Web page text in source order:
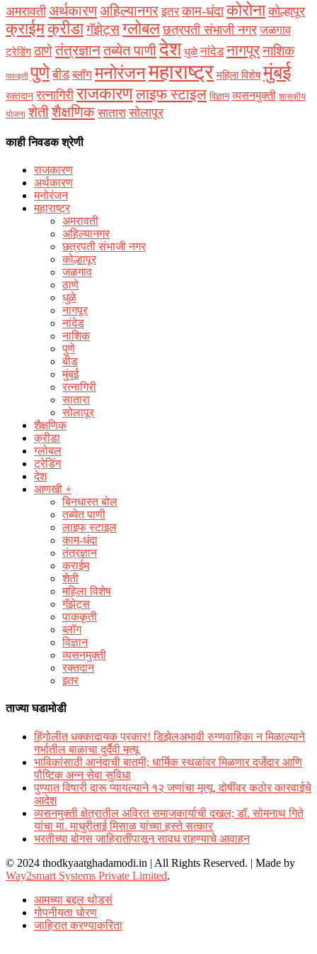
अमरावती अर्थकारणअहिल्यानगर इतर काम-धंदाकोरोना कोल्हापूर
क्राईमक्रीडागॅझेट्सग्लोबल छत्रपती संभाजी नगर जळगाव
ट्रेडिंग ठाणेतंत्रज्ञानतब्येत पाणीदेश धुळे नांदेड नागपूरनाशिक
पाककृती पुणे बीड ब्लॉग मनोरंजनमहाराष्ट्र महिला विशेष मुंबई
रक्‍तदान रत्नागिरी राजकारणलाइफ स्टाइल विज्ञान व्यसनमुक्ती शासकीय
योजना शेतीशैक्षणिक सातारा सोलापूर
काही निवडक श्रेणी
राजकारण
अर्थकारण
मनोरंजन
महाराष्ट्र
अमरावती
अहिल्यानगर
छत्रपती संभाजी नगर
कोल्हापूर
जळगाव
ठाणे
धुळे
नागपूर
नांदेड
नाशिक
पुणे
बीड
मुंबई
रत्नागिरी
सातारा
सोलापूर
शैक्षणिक
क्रीडा
ग्लोबल
ट्रेडिंग
देश
आणखी +
बिनधास्त बोल
तब्येत पाणी
लाइफ स्टाइल
काम-धंदा
तंत्रज्ञान
क्राईम
शेती
महिला विशेष
गॅझेट्स
पाककृती
ब्लॉग
विज्ञान
व्यसनमुक्ती
रक्‍तदान
इतर
ताज्या घडामोडी
हिंगोलीत धक्कादायक प्रकार! डिझेलअभावी रुग्णवाहिका न मिळाल्याने
गर्भातील बाळाचा दुर्दैवी मृत्यू
भाविकांसाठी आनंदाची बातमी; धार्मिक स्थळांवर मिळणार दर्जेदार आणि
पौष्टिक अन्न सेवा सुविधा
पुण्यात विषारी दारू प्यायल्याने १२ जणांचा मृत्यू, दोषींवर कठोर कारवाईचे
आदेश
व्यसनमुक्ती क्षेत्रातील अविरत समाजकार्याची दखल; डॉ. सोमनाथ गिते
यांचा मा. माधुरीताई मिसाळ यांच्या हस्ते सत्कार
भरतीच्या बोगस जाहिरातींपासून सावध राहण्याचे आवाहन
© 2024 thodkyaatghadamodi.in | All Rights Reserved. | Made by
Way2smart Systems Private Limited.
आमच्या बद्दल थोडसं
गोपनीयता धोरण
जाहिरात करण्याकरिता